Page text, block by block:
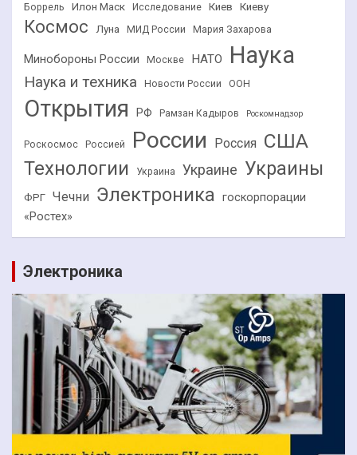
Боррель
Илон Маск Исследование Киев Киеву
Космос Луна МИД России Мария Захарова
Минобороны России Москве НАТО Наука
Наука и техника Новости России ООН
Открытия РФ Рамзан Кадыров Роскомнадзор
Роскосмос Россией России Россия США
Технологии Украина Украине Украины
ФРГ Чечни Электроника госкорпорации
«Ростех»
Электроника